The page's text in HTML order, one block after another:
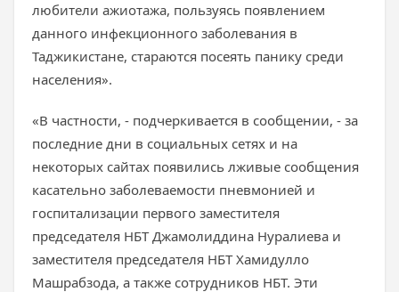
любители ажиотажа, пользуясь появлением
данного инфекционного заболевания в
Таджикистане, стараются посеять панику среди
населения».
«В частности, - подчеркивается в сообщении, - за
последние дни в социальных сетях и на
некоторых сайтах появились лживые сообщения
касательно заболеваемости пневмонией и
госпитализации первого заместителя
председателя НБТ Джамолиддина Нуралиева и
заместителя председателя НБТ Хамидулло
Машрабзода, а также сотрудников НБТ. Эти